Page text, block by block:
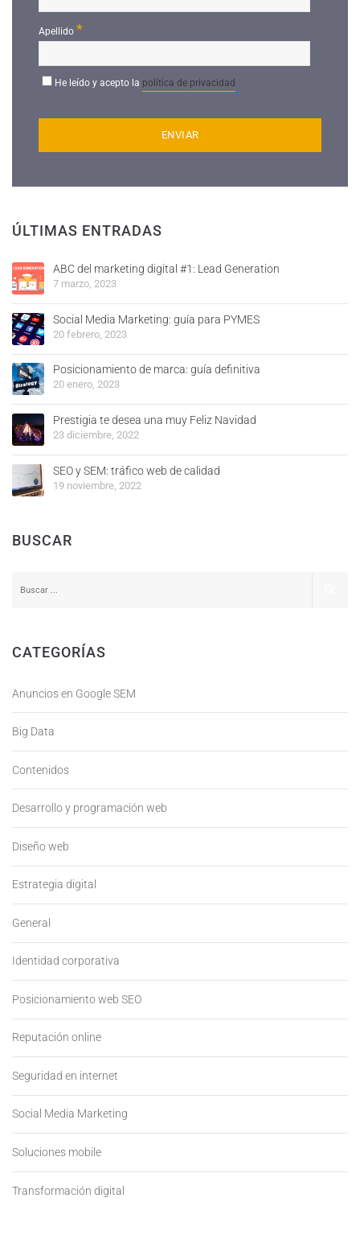
Apellido *
He leído y acepto la política de privacidad
ÚLTIMAS ENTRADAS
ABC del marketing digital #1: Lead Generation
7 marzo, 2023
Social Media Marketing: guía para PYMES
20 febrero, 2023
Posicionamiento de marca: guía definitiva
20 enero, 2023
Prestigia te desea una muy Feliz Navidad
23 diciembre, 2022
SEO y SEM: tráfico web de calidad
19 noviembre, 2022
BUSCAR
CATEGORÍAS
Anuncios en Google SEM
Big Data
Contenidos
Desarrollo y programación web
Diseño web
Estrategia digital
General
Identidad corporativa
Posicionamiento web SEO
Reputación online
Seguridad en internet
Social Media Marketing
Soluciones mobile
Transformación digital